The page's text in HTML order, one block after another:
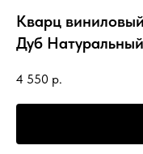
Кварц
Дуб
4 550 р.